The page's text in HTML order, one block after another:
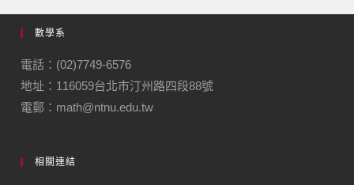
數學系
電話：(02)7749-6576
地址：116059台北市汀州路四段88號
電郵：math@ntnu.edu.tw
相關連結